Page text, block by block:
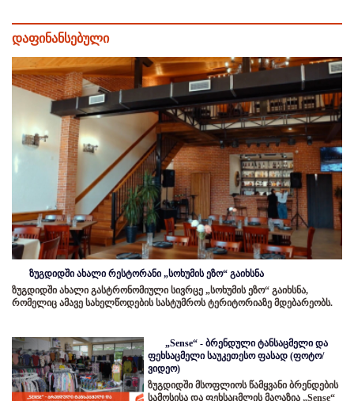
დაფინანსებული
ზუგდიდში ახალი რესტორანი „სოხუმის ეზო“ გაიხსნა
ზუგდიდში ახალი გასტრონომიული სივრცე „სოხუმის ეზო“ გაიხსნა,
რომელიც ამავე სახელწოდების სასტუმროს ტერიტორიაზე მდებარეობს.
„Sense“ - ბრენდული ტანსაცმელი და
ფეხსაცმელი საუკეთესო ფასად (ფოტო/
ვიდეო)
ზუგდიდში მსოფლიოს წამყვანი ბრენდების
სამოსისა და ფეხსაცმლის მაღაზია „Sense“